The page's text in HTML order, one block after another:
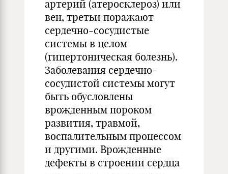
артерий (атеросклероз) или
вен, третьи поражают
сердечно-сосудистые
системы в целом
(гипертоническая болезнь).
Заболевания сердечно-
сосудистой системы могут
быть обусловлены
врожденным пороком
развития, травмой,
воспалительным процессом
и другими. Врожденные
дефекты в строении сердца